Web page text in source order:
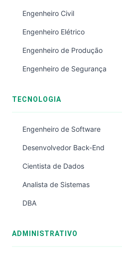
Engenheiro Civil
Engenheiro Elétrico
Engenheiro de Produção
Engenheiro de Segurança
TECNOLOGIA
Engenheiro de Software
Desenvolvedor Back-End
Cientista de Dados
Analista de Sistemas
DBA
ADMINISTRATIVO